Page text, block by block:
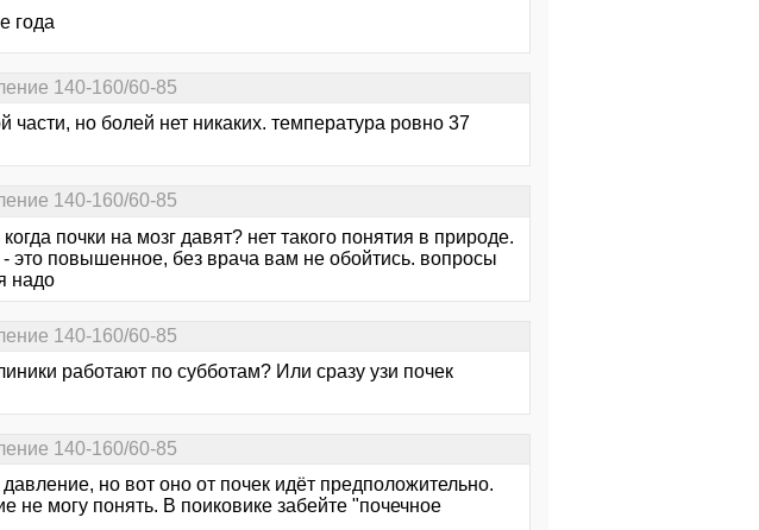
года
140-160/60-85
но болей нет никаких. температура ровно 37
140-160/60-85
почки на мозг давят? нет такого понятия в природе.
это повышенное, без врача вам не обойтись. вопросы
надо
140-160/60-85
работают по субботам? Или сразу узи почек
140-160/60-85
но вот оно от почек идёт предположительно.
не могу понять. В поиковике забейте "почечное